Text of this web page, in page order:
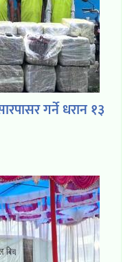
गर्ने धरान १३